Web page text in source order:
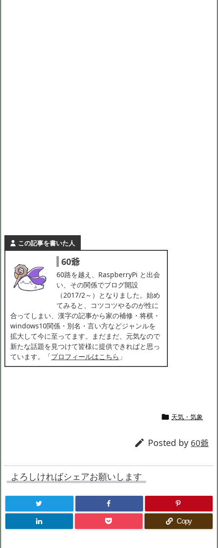
この記事を書いた人
60爺
60路を越え、RaspberryPi と出会
い、その関係でブログ開設
（2017/2～）となりました。始め
てみると、コツコツやるのが性に
合ってしまい、漢字の記事から家の補修・将棋・
windows10関係・別名・言い方などジャンルを
拡大して今に至ってます。まだまだ、元気なので
新たな話題を見つけて皆様に提供できればと思っ
ています。「プロフィールはこちら 」
 天気・気象
 Posted by 60爺
よろしければシェアお願いします
Copy